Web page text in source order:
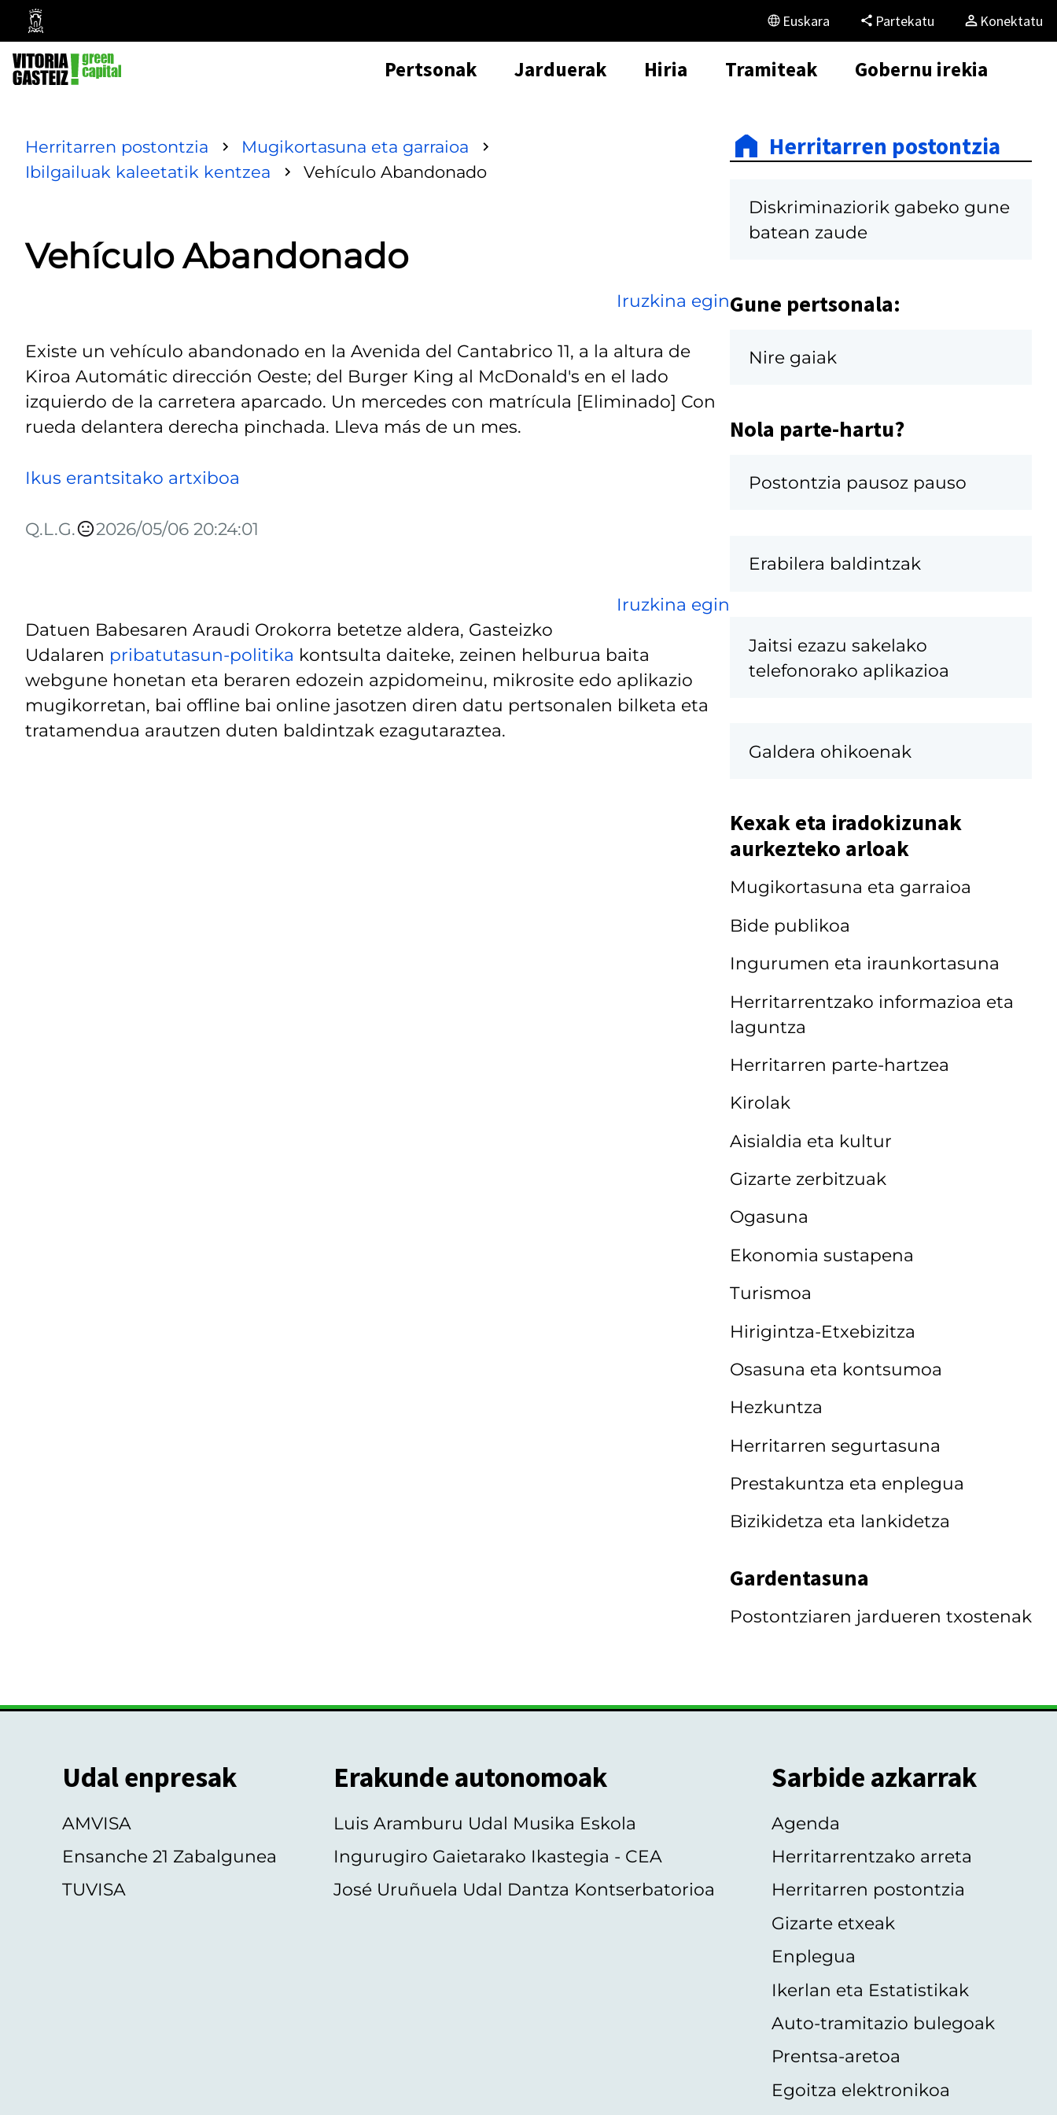
Vitoria-
Gasteizko
Udala
Euskara Partekatu Konektatu
Pertsonak Jarduerak Hiria Tramiteak Gobernu irekia
Herritarren postontzia
Mugikortasuna eta garraioa
Ibilgailuak kaleetatik kentzea
Vehículo Abandonado
Vehículo Abandonado
Iruzkina egin
Existe un vehículo abandonado en la Avenida del Cantabrico 11, a la altura de
Kiroa Automátic dirección Oeste; del Burger King al McDonald's en el lado
izquierdo de la carretera aparcado. Un mercedes con matrícula [Eliminado] Con
rueda delantera derecha pinchada. Lleva más de un mes.
Ikus erantsitako artxiboa
Q.L.G. 2026/05/06 20:24:01
Iruzkina egin
Datuen Babesaren Araudi Orokorra betetze aldera, Gasteizko
Udalaren pribatutasun-politika kontsulta daiteke, zeinen helburua baita
webgune honetan eta beraren edozein azpidomeinu, mikrosite edo aplikazio
mugikorretan, bai offline bai online jasotzen diren datu pertsonalen bilketa eta
tratamendua arautzen duten baldintzak ezagutaraztea.
Herritarren postontzia
Diskriminaziorik gabeko gune
batean zaude
Gune pertsonala:
Nire gaiak
Nola parte-hartu?
Postontzia pausoz pauso
Erabilera baldintzak
Jaitsi ezazu sakelako
telefonorako aplikazioa
Galdera ohikoenak
Kexak eta iradokizunak
aurkezteko arloak
Mugikortasuna eta garraioa
Bide publikoa
Ingurumen eta iraunkortasuna
Herritarrentzako informazioa eta
laguntza
Herritarren parte-hartzea
Kirolak
Aisialdia eta kultur
Gizarte zerbitzuak
Ogasuna
Ekonomia sustapena
Turismoa
Hirigintza-Etxebizitza
Osasuna eta kontsumoa
Hezkuntza
Herritarren segurtasuna
Prestakuntza eta enplegua
Bizikidetza eta lankidetza
Gardentasuna
Postontziaren jardueren txostenak
Udal enpresak
AMVISA
Ensanche 21 Zabalgunea
TUVISA
Erakunde autonomoak
Luis Aramburu Udal Musika Eskola
Ingurugiro Gaietarako Ikastegia - CEA
José Uruñuela Udal Dantza Kontserbatorioa
Sarbide azkarrak
Agenda
Herritarrentzako arreta
Herritarren postontzia
Gizarte etxeak
Enplegua
Ikerlan eta Estatistikak
Auto-tramitazio bulegoak
Prentsa-aretoa
Egoitza elektronikoa